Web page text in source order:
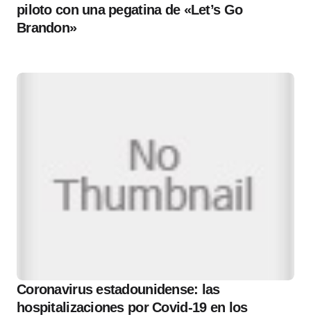
piloto con una pegatina de «Let’s Go
Brandon»
Coronavirus estadounidense: las
hospitalizaciones por Covid-19 en los